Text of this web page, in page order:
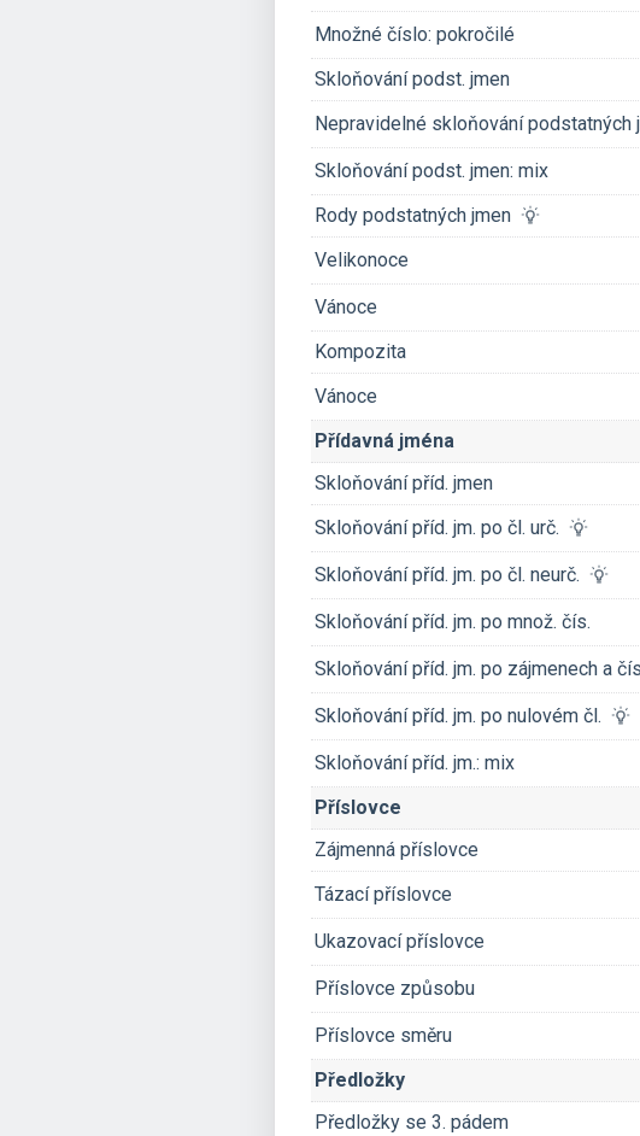
Množné číslo: pokročilé
Skloňování podst. jmen
Nepravidelné skloňování podstatných
Skloňování podst. jmen: mix
Rody podstatných jmen
Velikonoce
Vánoce
Kompozita
Vánoce
Přídavná jména
Skloňování příd. jmen
Skloňování příd. jm. po čl. urč.
Skloňování příd. jm. po čl. neurč.
Skloňování příd. jm. po množ. čís.
Skloňování příd. jm. po zájmenech a
Skloňování příd. jm. po nulovém čl.
Skloňování příd. jm.: mix
Příslovce
Zájmenná příslovce
Tázací příslovce
Ukazovací příslovce
Příslovce způsobu
Příslovce směru
Předložky
Předložky se 3. pádem